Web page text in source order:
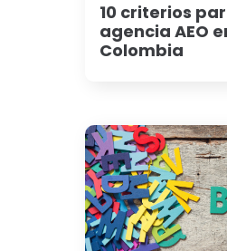
10 criterios
agencia AEO
Colombia